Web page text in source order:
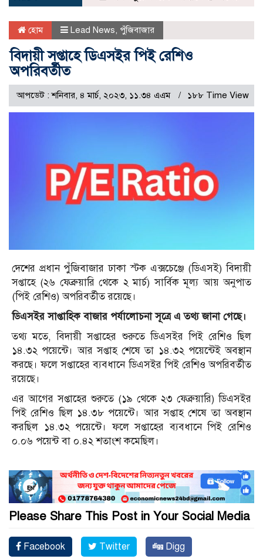
হোম Lead News পুঁজিবাজার
বিদায়ী সপ্তাহে ডিএসইর পিই রেশিও
অপরিবর্তীত
আপডেট : শনিবার, ৪ মার্চ, ২০২৩, ১১.৩৪ এএম ১৮৮ Time View
দেশের প্রধান পুঁজিবাজার ঢাকা স্টক এক্সচেঞ্জে (ডিএসই) বিদায়ী
সপ্তাহে (২৬ ফেব্রুয়ারি থেকে ২ মার্চ) সার্বিক মূল্য আয় অনুপাত
(পিই রেশিও) অপরিবর্তীত রয়েছে।
ডিএসইর সাপ্তাহিক বাজার পর্যালোচনা সূত্রে এ তথ্য জানা গেছে।
তথ্য মতে, বিদায়ী সপ্তাহের শুরুতে ডিএসইর পিই রেশিও ছিল
১৪.৩২ পয়েন্টে। আর সপ্তাহ শেষে তা ১৪.৩২ পয়েন্টেই অবস্থান
করছে। ফলে সপ্তাহের ব্যবধানে ডিএসইর পিই রেশিও অপরিবর্তীত
রয়েছে।
এর আগের সপ্তাহের শুরুতে (১৯ থেকে ২৩ ফেব্রুয়ারি) ডিএসইর
পিই রেশিও ছিল ১৪.৩৮ পয়েন্টে। আর সপ্তাহ শেষে তা অবস্থান
করছিল ১৪.৩২ পয়েন্টে। ফলে সপ্তাহের ব্যবধানে পিই রেশিও
০.০৬ পয়েন্ট বা ০.৪২ শতাংশ কমেছিল।
Please Share This Post in Your Social Media
Facebook Twitter Digg